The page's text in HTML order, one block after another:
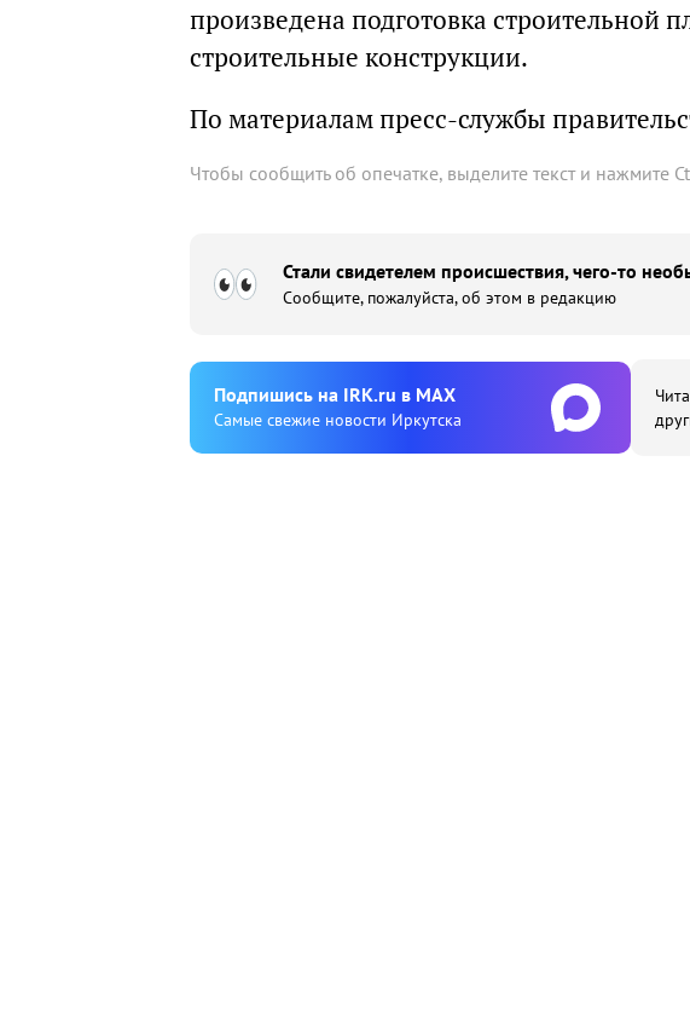
произведена подготовка строительной
строительные конструкции.
По материалам пресс-службы
Чтобы сообщить об опечатке, выделите текст и нажмите
Стали свидетелем происшествия, чего-то
Сообщите, пожалуйста, об этом в редакцию
Подпишиcь на IRK.ru в MAX
Cамые свежие новости Иркутска